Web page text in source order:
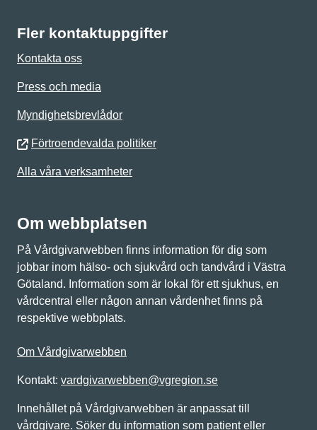
Fler kontaktuppgifter
Kontakta oss
Press och media
Myndighetsbrevlådor
Förtroendevalda politiker
Alla våra verksamheter
Om webbplatsen
På Vårdgivarwebben finns information för dig som
jobbar inom hälso- och sjukvård och tandvård i Västra
Götaland. Information som är lokal för ett sjukhus, en
vårdcentral eller någon annan vårdenhet finns på
respektive webbplats.
Om Vårdgivarwebben
Kontakt: vardgivarwebben@vgregion.se
Innehållet på Vårdgivarwebben är anpassat till
vårdgivare. Söker du information som patient eller